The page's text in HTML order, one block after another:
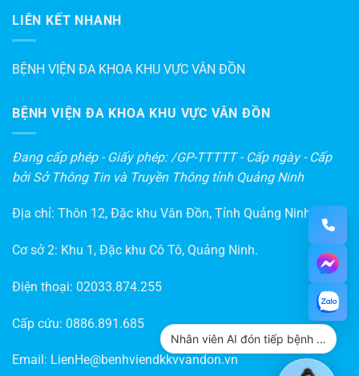
LIÊN KẾT NHANH
BỆNH VIỆN ĐA KHOA KHU VỰC VÂN ĐỒN
BỆNH VIỆN ĐA KHOA KHU VỰC VÂN ĐỒN
Đang cấp phép - Giấy phép: /GP-TTTTT - Cấp ngày - Cấp
bởi Sở Thông Tin và Truyền Thông tỉnh Quảng Ninh
Địa chỉ: Thôn 12, Đặc khu Vân Đồn, Tỉnh Quảng Ninh
Cơ sở 2: Khu 1, Đặc khu Cô Tô, Quảng Ninh.
Điện thoại: 02033.874.255
Cấp cứu: 0886.891.685
Email: LienHe@benhviendkkvvandon.vn
Nhân viên AI đón tiếp bệnh nhân